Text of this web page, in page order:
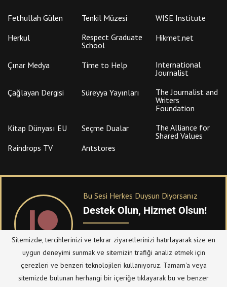
Fethullah Gülen Tenkil Müzesi
WISE Institute
Herkul
Respect Graduate
School
Hikmet.net
Çınar Medya Time to Help
International
Journalist
Çağlayan Dergisi
Süreyya Yayınları
The Journalist and
Writers
Foundation
Kitap Dünyası EU
Seçme Dualar
The Alliance for
Shared Values
Raindrops TV
Antstores
Bu Sesi Herkes Duysun Diyorsanız
Destek Olun, Hizmet Olsun!
PATREONüzerinden sitemize bağışta
bulanabilirsiniz.
Sitemizde, tercihlerinizi ve tekrar ziyaretlerinizi hatırlayarak size en
uygun deneyimi sunmak ve sitemizin trafiği analiz etmek için
çerezleri ve benzeri teknolojileri kullanıyoruz. Tamam'a veya
sitemizde bulunan herhangi bir içeriğe tıklayarak bu ve benzer